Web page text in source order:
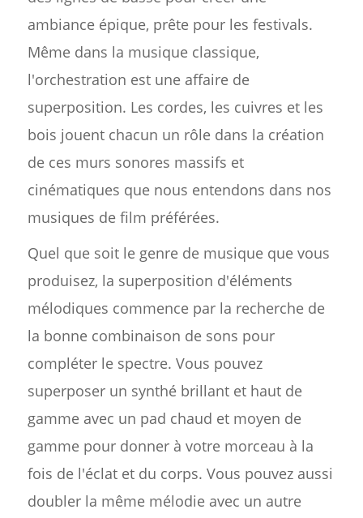
ambiance épique, prête pour les festivals.
Même dans la musique classique,
l'orchestration est une affaire de
superposition. Les cordes, les cuivres et les
bois jouent chacun un rôle dans la création
de ces murs sonores massifs et
cinématiques que nous entendons dans nos
musiques de film préférées.
Quel que soit le genre de musique que vous
produisez, la superposition d'éléments
mélodiques commence par la recherche de
la bonne combinaison de sons pour
compléter le spectre. Vous pouvez
superposer un synthé brillant et haut de
gamme avec un pad chaud et moyen de
gamme pour donner à votre morceau à la
fois de l'éclat et du corps. Vous pouvez aussi
doubler la même mélodie avec un autre